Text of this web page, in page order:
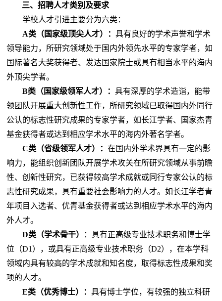
三、招聘人才类别及要求
学校人才引进主要分为六类：
A类（国家级顶尖人才）：具有良好的学术声誉和学术
领导能力，所研究领域处于国内外领先水平的专家学者，如
国际著名大奖获得者、发达国家院士或具有相当水平的海内
外顶尖学者。
B类（国家级领军人才）：具有深厚的学术造诣，能带
领团队开展重大创新性工作，所研究领域已取得国内外同行
公认的标志性研究成果的专家学者，如长江学者、国家杰青
基金获得者或达到相应学术水平的海内外著名学者。
C类（省级领军人才）：在国内外学术界具有一定的影
响力，能组织创新团队开展学术攻关在所研究领域从事前瞻
性、创新性研究，已获得较高学术成就或同行专家公认的标
志性研究成果，具有重要社会影响力的人才。如长江学者青
年项目入选者、优青基金获得者或达到相应学术水平的海内
外人才。
D类（学术骨干）
：具有正高级专业技术职务和博士学
位（D1 ），或具有正高级专业技术职务（D2），在本学科
领域内具有较高的学术成就和知名度，取得标志性成果和奖
项的人才。
E类（优秀博士）：具有博士学位，有较强的独立科研